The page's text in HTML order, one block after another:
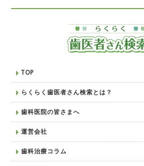
TOP
らくらく歯医者さん検索とは？
歯科医院の皆さまへ
運営会社
歯科治療コラム